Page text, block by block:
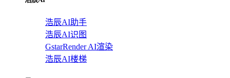
浩辰AI助手
浩辰AI识图
GstarRender AI渲染
浩辰AI楼梯